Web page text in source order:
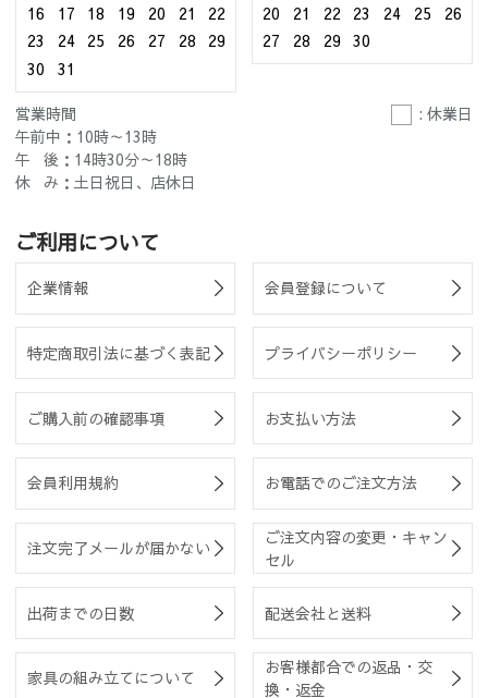
16
17 18 19 20 21
22
23
24 25 26 27 28
29
30
31
20
21 22 23 24 25
26
27
28 29 30
営業時間
: 休業日
午前中：10時～13時
午 後：14時30分～18時
休 み：土日祝日、店休日
ご利用について
企業情報 会員登録について
特定商取引法に基づく表記 プライバシーポリシー
ご購入前の確認事項 お支払い方法
会員利用規約 お電話でのご注文方法
注文完了メールが届かない
ご注文内容の変更・キャン
セル
出荷までの日数 配送会社と送料
家具の組み立てについて
お客様都合での返品・交
換・返金